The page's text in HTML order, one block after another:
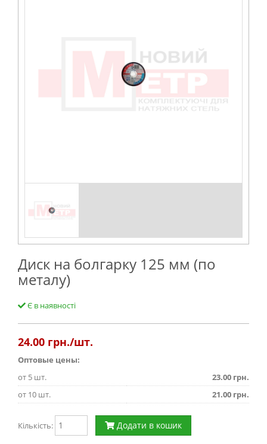
Диск на болгарку 125 мм (по
металу)
Є в наявності
24.00 грн./шт.
Оптовые цены:
от 5 шт.
23.00 грн.
от 10 шт.
21.00 грн.
Кількість: Додати в кошик